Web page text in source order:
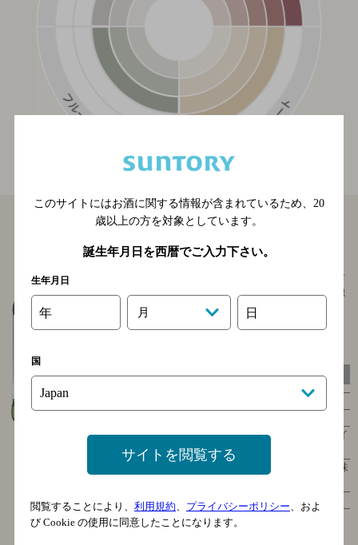
ラフロイグ 10年
LAPHROAIG 10 years
ラフロイグ蒸溜所のフラッグシップ・モルトで、世界
的な人気を誇る。爽快なピート香や磯の香の強烈で独
特の香りがある。1st.フィルバーボン樽熟成による甘
いバニラ、クリームのような滑らかさを合わせ持つ。
Tasting Note
バニラ・クリームの滑らかさ・ややオイ
リーなコク
海藻を想わせるユニークな心地よい後味
ボディ
ミディアムボディ
750ml・43％・￥7,410（税別）
このサイトにはお酒に関する情報が含まれているため、 20
歳以上の方を対象としています。
誕生年月日を西暦でご入力下さい。
生年月日
年 月 日
国
サイトを閲覧する
閲覧することにより、 利用規約 プライバシーポリシー 、およ
び Cookie の使用に同意したことになります。